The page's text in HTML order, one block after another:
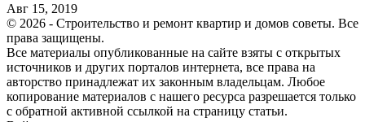
Авг 15, 2019
© 2026 - Строительство и ремонт квартир и домов советы. Все
права защищены.
Все материалы опубликованные на сайте взяты с открытых
источников и других порталов интернета, все права на
авторство принадлежат их законным владельцам. Любое
копирование материалов с нашего ресурса разрешается только
с обратной активной ссылкой на страницу статьи.